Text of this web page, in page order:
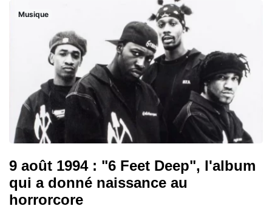
Musique
9 août 1994 : "6 Feet Deep", l'album
qui a donné naissance au
horrorcore